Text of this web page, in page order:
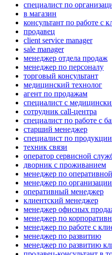
специалист по
в магазин
консультант по работе с
продавец
client service manager
sale manager
менеджер отдела продаж
менеджер по персоналу
торговый консультант
медицинский технолог
агент по продажам
специалист с
сотрудник call-центра
специалист по работе с
старший менеджер
специалист по продукции
техник связи
оператор сервисной
дворник с проживанием
менеджер по
менеджер по
оперативный менеджер
клиентский менеджер
менеджер офисных
менеджер по
менеджер по работе с
менеджер по развитию
менеджер по развитию